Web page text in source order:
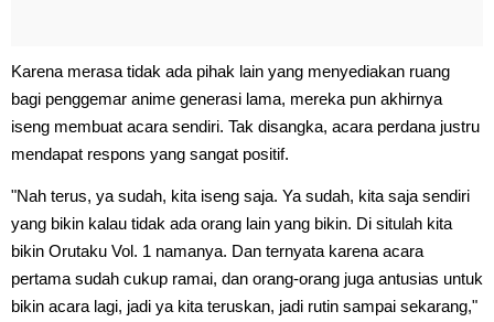
Karena merasa tidak ada pihak lain yang menyediakan ruang
bagi penggemar anime generasi lama, mereka pun akhirnya
iseng membuat acara sendiri. Tak disangka, acara perdana justru
mendapat respons yang sangat positif.
"Nah terus, ya sudah, kita iseng saja. Ya sudah, kita saja sendiri
yang bikin kalau tidak ada orang lain yang bikin. Di situlah kita
bikin Orutaku Vol. 1 namanya. Dan ternyata karena acara
pertama sudah cukup ramai, dan orang-orang juga antusias untuk
bikin acara lagi, jadi ya kita teruskan, jadi rutin sampai sekarang,"